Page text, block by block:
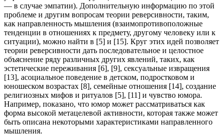
— в случае эмпатии). Дополнительную информацию по этой
проблеме и другим вопросам теории реверсивности, таким,
как направленность мышления (взаимопротивоположные
тенденции в отношениях к предмету, другому человеку или к
ситуации), можно найти в [5] и [15]. Круг этих идей позволяет
теории реверсивности дать последовательное и целостное
объяснение ряду различных других явлений, таких, как
эстетические переживания [6], [9], сексуальные извращения
[13], асоциальное поведение в детском, подростковом и
юношеском возрастах [8], семейные отношения [14], создание
религиозных мифов и ритуалов [5], [11] и чувство юмора.
Например, показано, что юмор может рассматриваться как
форма высокой метацелевой активности, которая также может
быть описана некоторыми характеристиками направленного
мышления.